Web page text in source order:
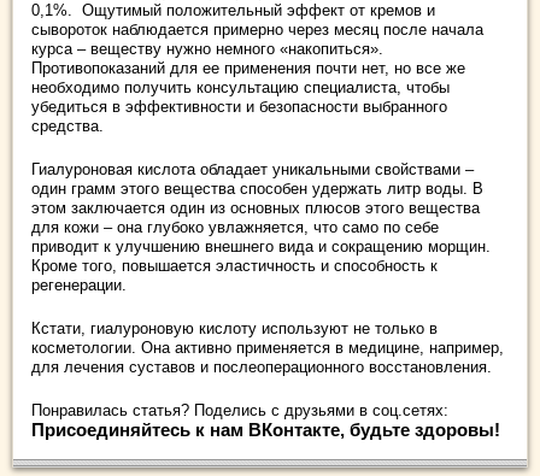
0,1%. Ощутимый положительный эффект от кремов и
сывороток наблюдается примерно через месяц после начала
курса – веществу нужно немного «накопиться».
Противопоказаний для ее применения почти нет, но все же
необходимо получить консультацию специалиста, чтобы
убедиться в эффективности и безопасности выбранного
средства.
Гиалуроновая кислота обладает уникальными свойствами –
один грамм этого вещества способен удержать литр воды. В
этом заключается один из основных плюсов этого вещества
для кожи – она глубоко увлажняется, что само по себе
приводит к улучшению внешнего вида и сокращению морщин.
Кроме того, повышается эластичность и способность к
регенерации.
Кстати, гиалуроновую кислоту используют не только в
косметологии. Она активно применяется в медицине, например,
для лечения суставов и послеоперационного восстановления.
Понравилась статья? Поделись с друзьями в соц.сетях:
Присоединяйтесь к нам ВКонтакте, будьте здоровы!